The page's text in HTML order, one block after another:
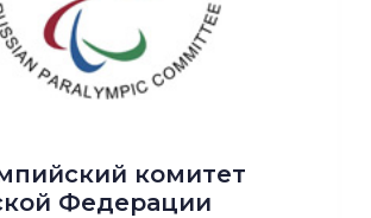
комитет
Федерации